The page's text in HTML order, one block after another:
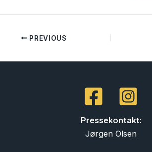
PREVIOUS
Pressekontakt:
Jørgen Olsen